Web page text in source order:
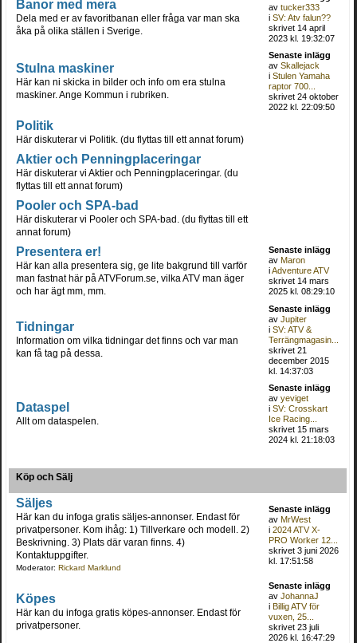
Banor med mera
Dela med er av favoritbanan eller fråga var man ska
åka på olika ställen i Sverige.
avtucker333
iSV: Atv falun??
skrivet 14 april
2023 kl. 19:32:07
Stulna maskiner
Här kan ni skicka in bilder och info om era stulna
maskiner. Ange Kommun i rubriken.
Senaste inlägg
avSkallejack
iStulen Yamaha
raptor 700...
skrivet 24 oktober
2022 kl. 22:09:50
Politik
Här diskuterar vi Politik. (du flyttas till ett annat forum)
Aktier och Penningplaceringar
Här diskuterar vi Aktier och Penningplaceringar. (du
flyttas till ett annat forum)
Pooler och SPA-bad
Här diskuterar vi Pooler och SPA-bad. (du flyttas till ett
annat forum)
Presentera er!
Här kan alla presentera sig, ge lite bakgrund till varför
man fastnat här på ATVForum.se, vilka ATV man äger
och har ägt mm, mm.
Senaste inlägg
avMaron
iAdventure ATV
skrivet 14 mars
2025 kl. 08:29:10
Tidningar
Information om vilka tidningar det finns och var man
kan få tag på dessa.
Senaste inlägg
avJupiter
iSV: ATV &
Terrängmagasin...
skrivet 21
december 2015
kl. 14:37:03
Dataspel
Allt om dataspelen.
Senaste inlägg
avyeviget
iSV: Crosskart
Ice Racing...
skrivet 15 mars
2024 kl. 21:18:03
Köp och Sälj
Säljes
Här kan du infoga gratis säljes-annonser. Endast för
privatpersoner. Kom ihåg: 1) Tillverkare och modell. 2)
Beskrivning. 3) Plats där varan finns. 4)
Kontaktuppgifter.
Moderator: Rickard Marklund
Senaste inlägg
avMrWest
i2024 ATV X-
PRO Worker 12...
skrivet 3 juni 2026
kl. 17:51:58
Köpes
Här kan du infoga gratis köpes-annonser. Endast för
privatpersoner.
Senaste inlägg
avJohannaJ
iBillig ATV för
vuxen, 25...
skrivet 23 juli
2026 kl. 16:47:29